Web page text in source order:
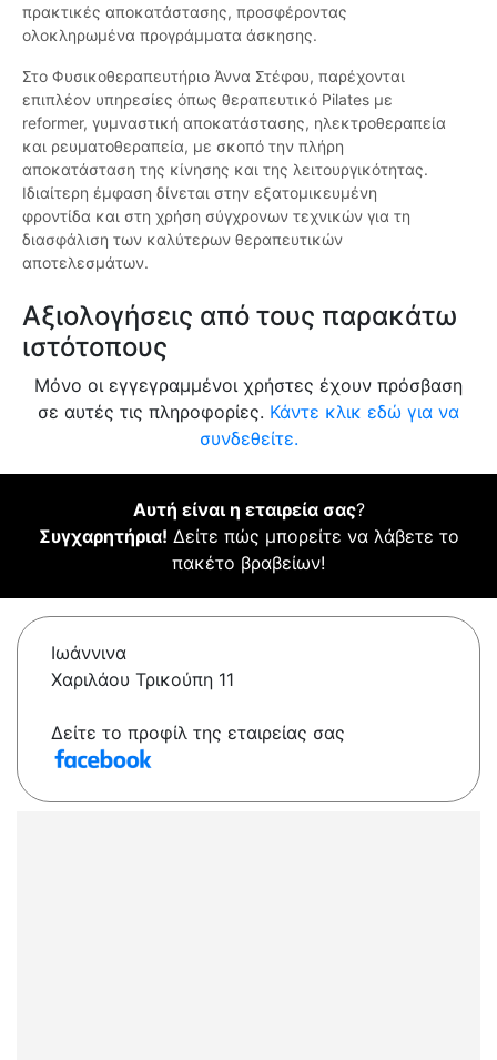
πρακτικές αποκατάστασης, προσφέροντας
ολοκληρωμένα προγράμματα άσκησης.
Στο Φυσικοθεραπευτήριο Άννα Στέφου, παρέχονται
επιπλέον υπηρεσίες όπως θεραπευτικό Pilates με
reformer, γυμναστική αποκατάστασης, ηλεκτροθεραπεία
και ρευματοθεραπεία, με σκοπό την πλήρη
αποκατάσταση της κίνησης και της λειτουργικότητας.
Ιδιαίτερη έμφαση δίνεται στην εξατομικευμένη
φροντίδα και στη χρήση σύγχρονων τεχνικών για τη
διασφάλιση των καλύτερων θεραπευτικών
αποτελεσμάτων.
Αξιολογήσεις από τους παρακάτω
ιστότοπους
Μόνο οι εγγεγραμμένοι χρήστες έχουν πρόσβαση
σε αυτές τις πληροφορίες. Κάντε κλικ εδώ για να
συνδεθείτε.
Αυτή είναι η εταιρεία σας?
Συγχαρητήρια! Δείτε πώς μπορείτε να λάβετε το
πακέτο βραβείων!
Ιωάννινα
Χαριλάου Τρικούπη 11
Δείτε το προφίλ της εταιρείας σας